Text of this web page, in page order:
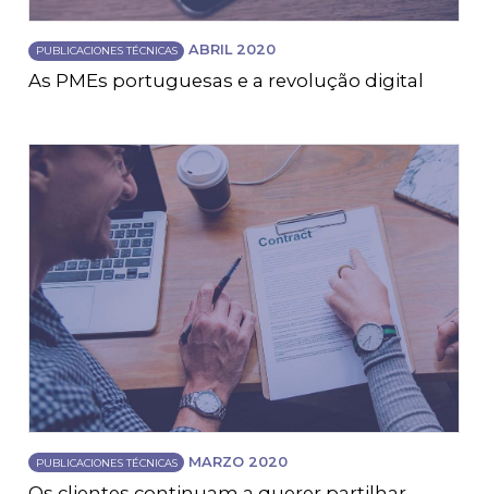
PUBLICACIONES TÉCNICAS ABRIL 2020
As PMEs portuguesas e a revolução digital
PUBLICACIONES TÉCNICAS MARZO 2020